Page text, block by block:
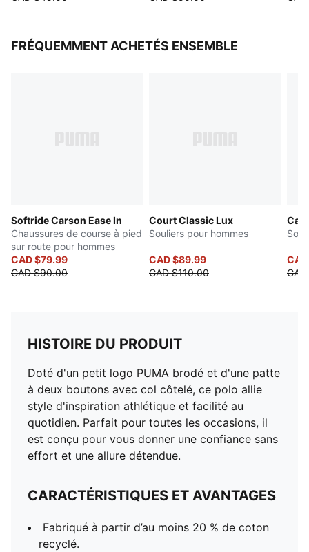
FRÉQUEMMENT ACHETÉS ENSEMBLE
Softride Carson Ease In
Chaussures de course à pied
sur route pour hommes
CAD $79.99
CAD $90.00
Court Classic Lux
Souliers pour hommes
CAD $89.99
CAD $110.00
HISTOIRE DU PRODUIT
Doté d'un petit logo PUMA brodé et d'une patte
à deux boutons avec col côtelé, ce polo allie
style d'inspiration athlétique et facilité au
quotidien. Parfait pour toutes les occasions, il
est conçu pour vous donner une confiance sans
effort et une allure détendue.
CARACTÉRISTIQUES ET AVANTAGES
Fabriqué à partir d’au moins 20 % de coton
recyclé.